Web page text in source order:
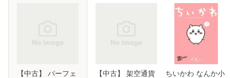
【中古】 パーフェ
【中古】 架空通貨
ちいかわ なんか小